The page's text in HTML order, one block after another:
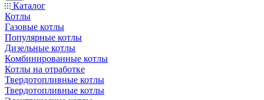
Каталог
Котлы
Газовые котлы
Популярные котлы
Дизельные котлы
Комбинированные котлы
Котлы на отработке
Твердотопливные котлы
Твердотопливные котлы